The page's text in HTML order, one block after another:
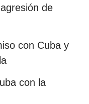
de
con Cuba y
con la